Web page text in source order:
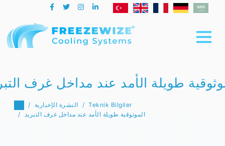
طويلة الأمد عند مداخل غرف
النشرة الإخبارية
Teknik Bilgiler
الموثوقية طويلة الأمد عند مداخل غرف التبريد